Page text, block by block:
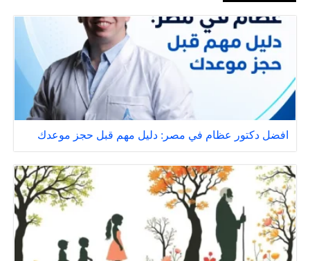
افضل دكتور عظام في مصر: دليل مهم قبل حجز موعدك